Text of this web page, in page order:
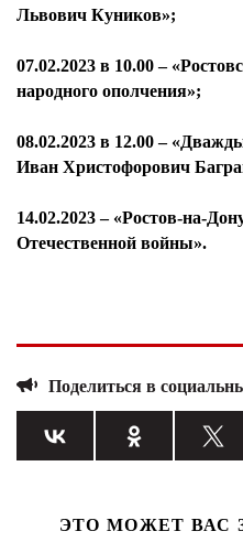
Львович Куников»;
07.02.2023 в 10.00 –
народного ополчения»;
08.02.2023 в 12.00 –
Иван Христофорович
14.02.2023 – «Ростов-на-
Отечественной войны».
Поделиться в
ЭТО МОЖЕТ ВАС